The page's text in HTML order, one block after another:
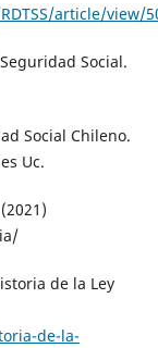
article/view/
Social.
Social Chileno.
Uc.
de la Ley
de-la-